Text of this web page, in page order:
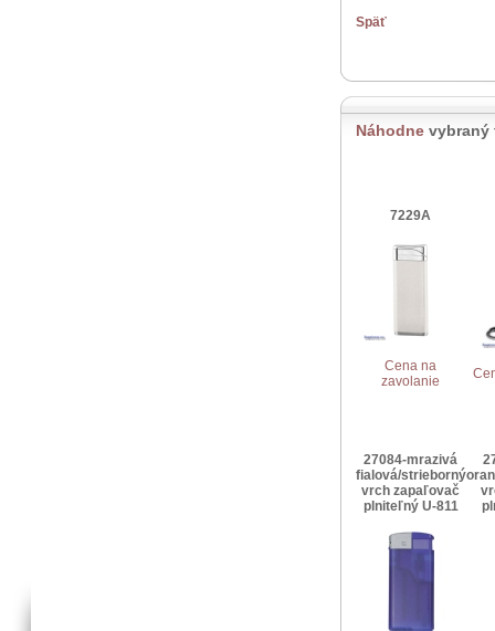
Späť
Náhodne vybraný
7229A
Cena na
zavolanie
27084-mrazivá
fialová/strieborný
vrch zapaľovač
plniteľný U-811